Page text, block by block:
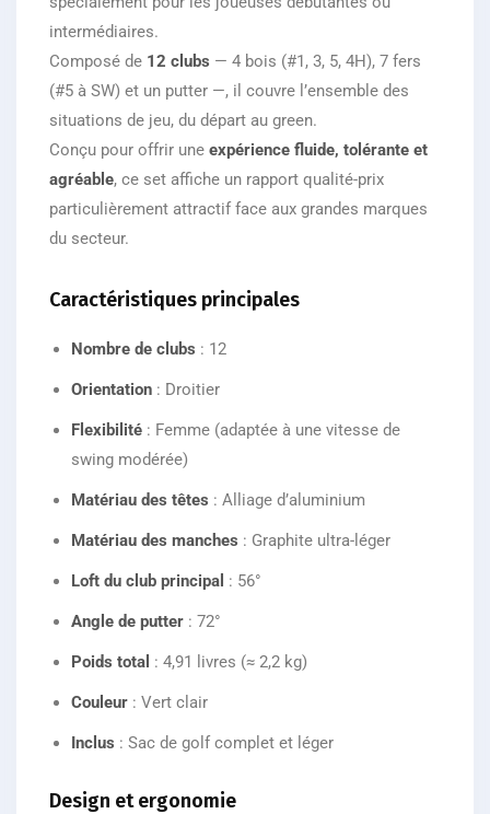
intermédiaires.
Composé de 12 clubs — 4 bois (#1, 3, 5, 4H), 7 fers
(#5 à SW) et un putter —, il couvre l’ensemble des
situations de jeu, du départ au green.
Conçu pour offrir une expérience fluide, tolérante et
agréable, ce set affiche un rapport qualité-prix
particulièrement attractif face aux grandes marques
du secteur.
Caractéristiques principales
Nombre de clubs : 12
Orientation : Droitier
Flexibilité : Femme (adaptée à une vitesse de
swing modérée)
Matériau des têtes : Alliage d’aluminium
Matériau des manches : Graphite ultra-léger
Loft du club principal : 56°
Angle de putter : 72°
Poids total : 4,91 livres (≈ 2,2 kg)
Couleur : Vert clair
Inclus : Sac de golf complet et léger
Design et ergonomie